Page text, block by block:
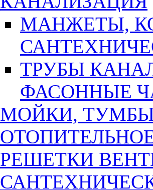
МАНЖЕТЫ,
ТРУБЫ
ФАСОННЫЕ
МОЙКИ,
РЕШЕТКИ